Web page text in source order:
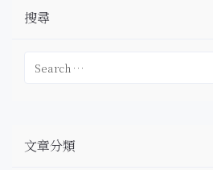
搜尋
文章分類